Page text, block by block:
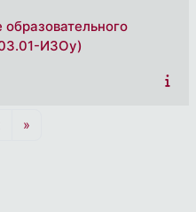
ИЗОу)
1
Страница 2
»